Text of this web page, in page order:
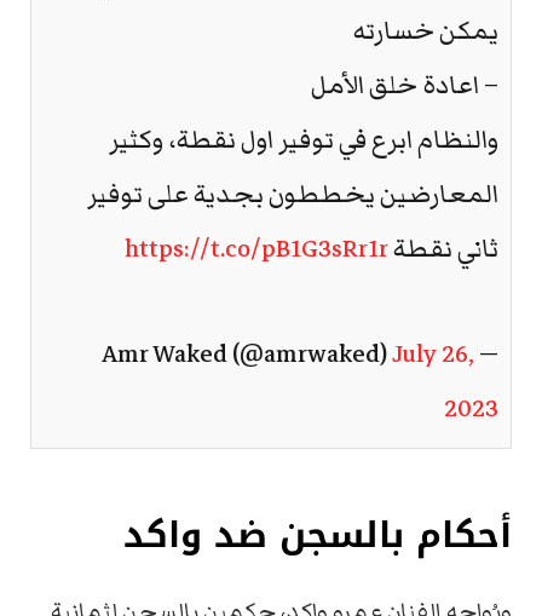
يمكن خسارته
– اعادة خلق الأمل
والنظام ابرع في توفير اول نقطة، وكثير
المعارضين يخططون بجدية على توفير
ثاني نقطةhttps://t.co/pB1G3sRr1r
— Amr Waked (@amrwaked)
July 26,
2023
أحكام بالسجن ضد واكد